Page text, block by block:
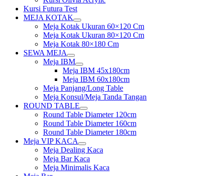
Kursi Futura Test
MEJA KOTAK
Show
sub
menu
Meja Kotak Ukuran 60×120 Cm
Meja Kotak Ukuran 80×120 Cm
Meja Kotak 80×180 Cm
SEWA MEJA
Show
sub
menu
Meja IBM
Show
sub
menu
Meja IBM 45x180cm
Meja IBM 60x180cm
Meja Panjang/Long Table
Meja Konsul/Meja Tanda Tangan
ROUND TABLE
Show
sub
menu
Round Table Diameter 120cm
Round Table Diameter 160cm
Round Table Diameter 180cm
Meja VIP KACA
Show
sub
menu
Meja Dealing Kaca
Meja Bar Kaca
Meja Minimalis Kaca